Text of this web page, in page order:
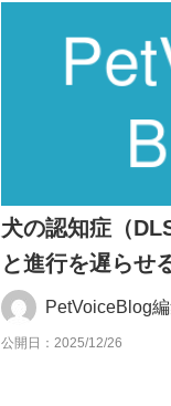
犬の認知症（
と進行を遅らせ
PetVoiceBlog
公開日：2025/12/26